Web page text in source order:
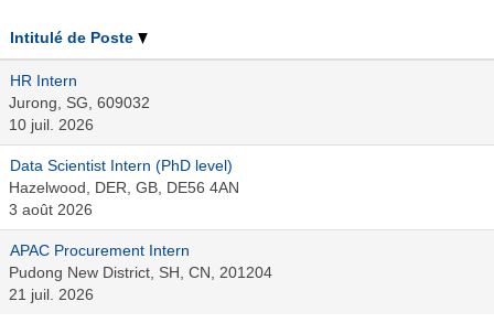
Intitulé de Poste
HR Intern
Jurong, SG, 609032
10 juil. 2026
Data Scientist Intern (PhD level)
Hazelwood, DER, GB, DE56 4AN
3 août 2026
APAC Procurement Intern
Pudong New District, SH, CN, 201204
21 juil. 2026